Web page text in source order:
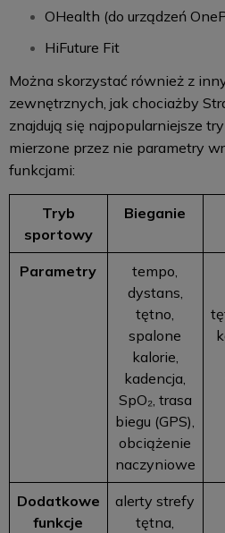
OHealth (do urządzeń
HiFuture Fit
Można skorzystać również z
zewnętrznych, jak chociażby
znajdują się najpopularniejsze
mierzone przez nie parametry
funkcjami:
Tryb
sportowy
Bieganie
Parametry
tempo,
dystans,
tętno,
spalone
kalorie,
kadencja,
SpO₂, trasa
biegu (GPS),
obciążenie
naczyniowe
Dodatkowe
funkcje
alerty strefy
tętna,